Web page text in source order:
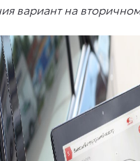
вариант на